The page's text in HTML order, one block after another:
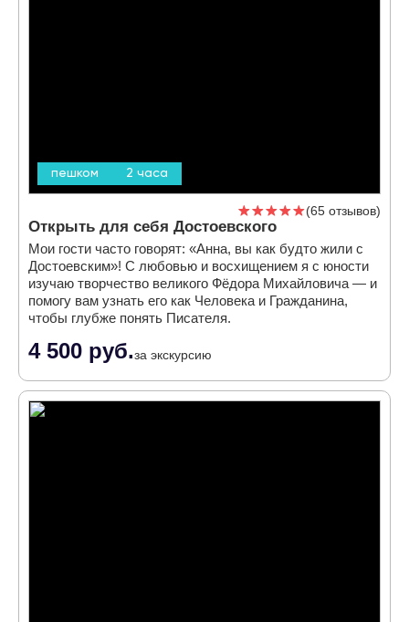
пешком 2 часа
65 отзывов
Открыть для себя Достоевского
Мои гости часто говорят: «Анна, вы как будто жили с
Достоевским»! С любовью и восхищением я с юности
изучаю творчество великого Фёдора Михайловича — и
помогу вам узнать его как Человека и Гражданина,
чтобы глубже понять Писателя.
4 500 руб.за экскурсию